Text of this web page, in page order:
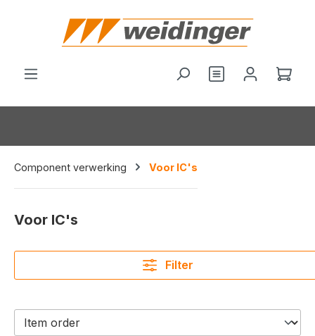
Je hebt 0 items
Component verwerking Voor IC's
Voor IC's
Filter